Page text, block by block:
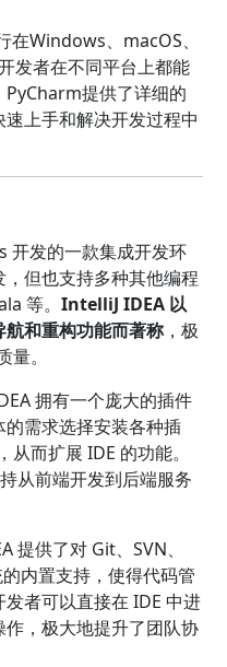
在Windows、macOS、
发者在不同平台上都能
提供了详细的
上手和解决开发过程中
开发的一款集成开发环
，但也支持多种其他编程
等。IntelliJ IDEA 以
和重构功能而著称，极
。
拥有一个庞大的插件
需求选择安装各种插
而扩展 IDE 的功能。
从前端开发到后端服务
提供了对 Git、SVN、
内置支持，使得代码管
者可以直接在 IDE 中进
，极大地提升了团队协